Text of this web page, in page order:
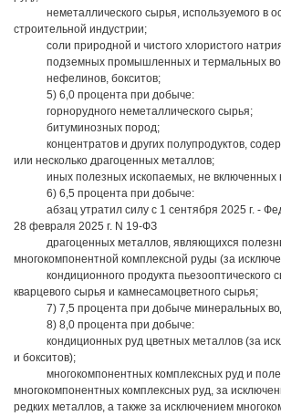
неметаллического сырья, используемого в
строительной индустрии;
соли природной и чистого хлористого
подземных промышленных и термальных
нефелинов, бокситов;
5) 6,0 процента при добыче:
горнорудного неметаллического сырья;
битуминозных пород;
концентратов и других полупродуктов,
или несколько драгоценных металлов;
иных полезных ископаемых, не включенных
6) 6,5 процента при добыче:
абзац утратил силу с 1 сентября 2025 г. -
28 февраля 2025 г. N 19-ФЗ
драгоценных металлов, являющихся
многокомпонентной комплексной руды (за
кондиционного продукта пьезооптического
кварцевого сырья и камнесамоцветного сырья;
7) 7,5 процента при добыче минеральных
8) 8,0 процента при добыче:
кондиционных руд цветных металлов (за
и бокситов);
многокомпонентных комплексных руд и
многокомпонентных комплексных руд, за
редких металлов, а также за исключением